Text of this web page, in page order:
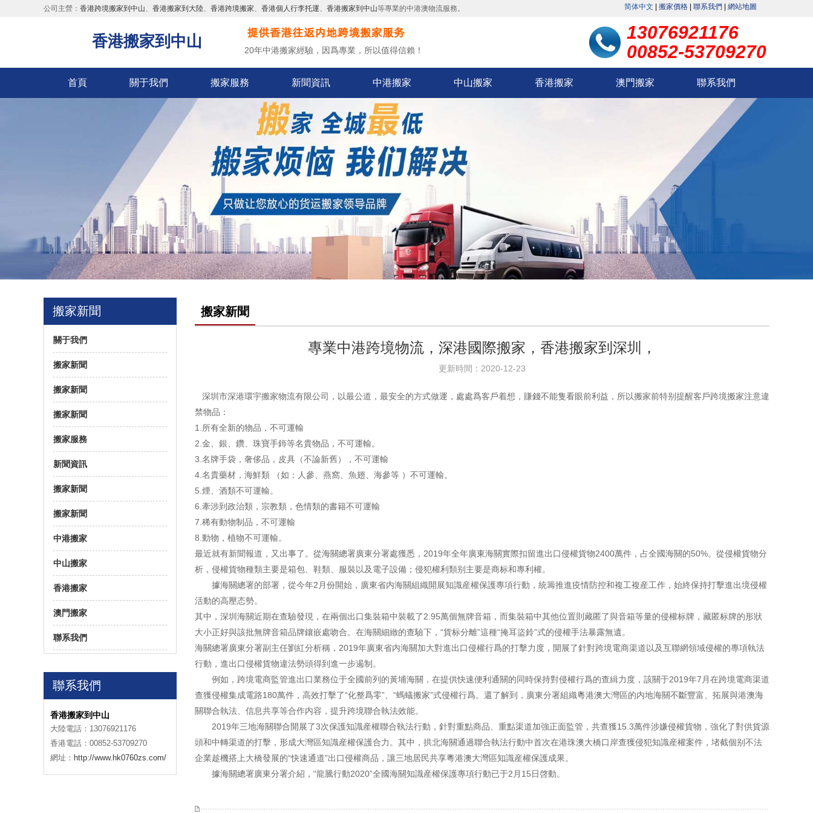
公司主營： 香港跨境搬家到中山、 香港搬家到大陸、 香港跨境搬家、 香港個人行李托運、 香港搬家到中山等專業的中港澳物流服務。 简体中文 搬家價格 聯系我們 網站地圖
香港搬家到中山 20年中港搬家經驗，因爲專業，所以值得信賴！
13076921176
00852-53709270
首頁 關于我們 搬家服務 新聞資訊 中港搬家 中山搬家 香港搬家 澳門搬家 聯系我們
搬家新聞
關于我們
搬家新聞
搬家新聞
搬家新聞
搬家服務
新聞資訊
搬家新聞
搬家新聞
中港搬家
中山搬家
香港搬家
澳門搬家
聯系我們
聯系我們
香港搬家到中山
大陸電話：13076921176
香港電話：00852-53709270
網址： http://www.hk0760zs.com/
搬家新聞
專業中港跨境物流，深港國際搬家，香港搬家到深圳，
更新時間：2020-12-23
深圳市深港環宇搬家物流有限公司，以最公道，最安全的方式做運，處處爲客戶着想，賺錢不能隻看眼前利益，所以搬家前特别提醒客戶跨境搬家注意違
禁物品：
1.所有全新的物品，不可運輸
2.金、銀、鑽、珠寶手鉓等名貴物品，不可運輸。
3.名牌手袋，奢侈品，皮具（不論新舊），不可運輸
4.名貴藥材，海鮮類 （如：人參、燕窩、魚翅、海參等 ）不可運輸。
5.煙、酒類不可運輸。
6.牽涉到政治類，宗教類，色情類的書籍不可運輸
7.稀有動物制品，不可運輸
8.動物，植物不可運輸。
最近就有新聞報道，又出事了。從海關總署廣東分署處獲悉，2019年全年廣東海關實際扣留進出口侵權貨物2400萬件，占全國海關的50%。從侵權貨物分
析，侵權貨物種類主要是箱包、鞋類、服裝以及電子設備；侵犯權利類别主要是商标和專利權。
據海關總署的部署，從今年2月份開始，廣東省内海關組織開展知識産權保護專項行動，統籌推進疫情防控和複工複産工作，始終保持打擊進出境侵權
活動的高壓态勢。
其中，深圳海關近期在查驗發現，在兩個出口集裝箱中裝載了2.95萬個無牌音箱，而集裝箱中其他位置則藏匿了與音箱等量的侵權标牌，藏匿标牌的形狀
大小正好與該批無牌音箱品牌鑲嵌處吻合。在海關細緻的查驗下，“貨标分離”這種“掩耳盜鈴”式的侵權手法暴露無遺。
海關總署廣東分署副主任劉紅分析稱，2019年廣東省内海關加大對進出口侵權行爲的打擊力度，開展了針對跨境電商渠道以及互聯網領域侵權的專項執法
行動，進出口侵權貨物違法勢頭得到進一步遏制。
例如，跨境電商監管進出口業務位于全國前列的黃埔海關，在提供快速便利通關的同時保持對侵權行爲的查緝力度，該關于2019年7月在跨境電商渠道
查獲侵權集成電路180萬件，高效打擊了“化整爲零”、“螞蟻搬家”式侵權行爲。還了解到，廣東分署組織粵港澳大灣區的内地海關不斷豐富、拓展與港澳海
關聯合執法、信息共享等合作内容，提升跨境聯合執法效能。
2019年三地海關聯合開展了3次保護知識産權聯合執法行動，針對重點商品、重點渠道加強正面監管，共查獲15.3萬件涉嫌侵權貨物，強化了對供貨源
頭和中轉渠道的打擊，形成大灣區知識産權保護合力。其中，拱北海關通過聯合執法行動中首次在港珠澳大橋口岸查獲侵犯知識産權案件，堵截個别不法
企業趁機搭上大橋發展的“快速通道”出口侵權商品，讓三地居民共享粵港澳大灣區知識産權保護成果。
據海關總署廣東分署介紹，“龍騰行動2020”全國海關知識産權保護專項行動已于2月15日啓動。